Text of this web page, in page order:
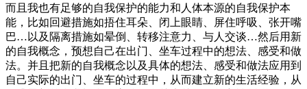
而且我也有足够的自我保护的能力和人体本源的自我保护本
能，比如回避措施如捂住耳朵、闭上眼睛、屏住呼吸、张开嘴
巴…以及隔离措施如晕倒、转移注意力、与人交谈…然后用新
的自我概念，预想自己在出门、坐车过程中的想法、感受和做
法。并且把新的自我概念以及具体的想法、感受和做法应用到
自己实际的出门、坐车的过程中，从而建立新的生活经验，从